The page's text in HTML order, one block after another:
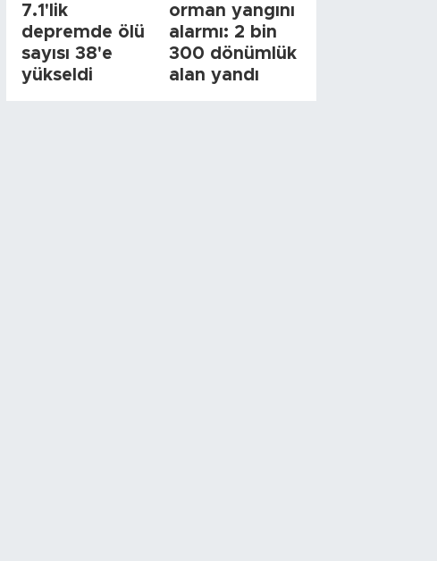
7.1'lik
depremde ölü
sayısı 38'e
yükseldi
orman yangını
alarmı: 2 bin
300 dönümlük
alan yandı